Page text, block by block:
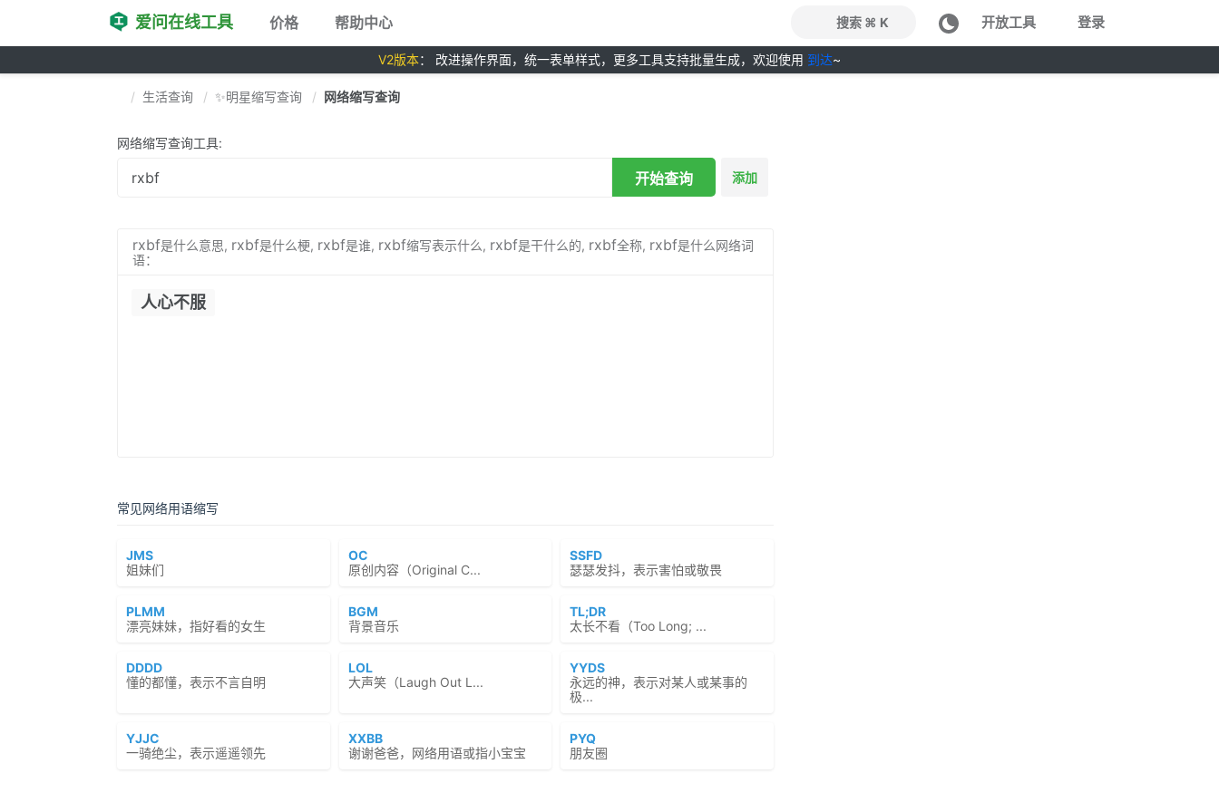
爱问在线工具 价格 帮助中心 搜索 ⌘ K 开放工具 登录
V2版本： 改进操作界面，统一表单样式，更多工具支持批量生成，欢迎使用 到达~
生活查询 ✨明星缩写查询 网络缩写查询
网络缩写查询工具:
开始查询 添加
rxbf是什么意思, rxbf是什么梗, rxbf是谁, rxbf缩写表示什么, rxbf是干什么的, rxbf全称, rxbf是什么网络词
语：
人心不服
常见网络用语缩写
JMS
姐妹们
OC
原创内容（Original C...
SSFD
瑟瑟发抖，表示害怕或敬畏
PLMM
漂亮妹妹，指好看的女生
BGM
背景音乐
TL;DR
太长不看（Too Long; ...
DDDD
懂的都懂，表示不言自明
LOL
大声笑（Laugh Out L...
YYDS
永远的神，表示对某人或某事的
极...
YJJC
一骑绝尘，表示遥遥领先
XXBB
谢谢爸爸，网络用语或指小宝宝
PYQ
朋友圈